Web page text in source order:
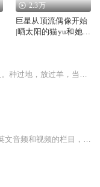
2.3万
巨星从顶流偶像开始
|晒太阳的猫yu和她的